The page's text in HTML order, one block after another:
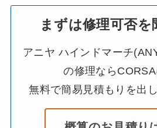
まずは修理可否を
アニヤ ハインドマーチ
の修理なら
無料で簡易見積もりを出